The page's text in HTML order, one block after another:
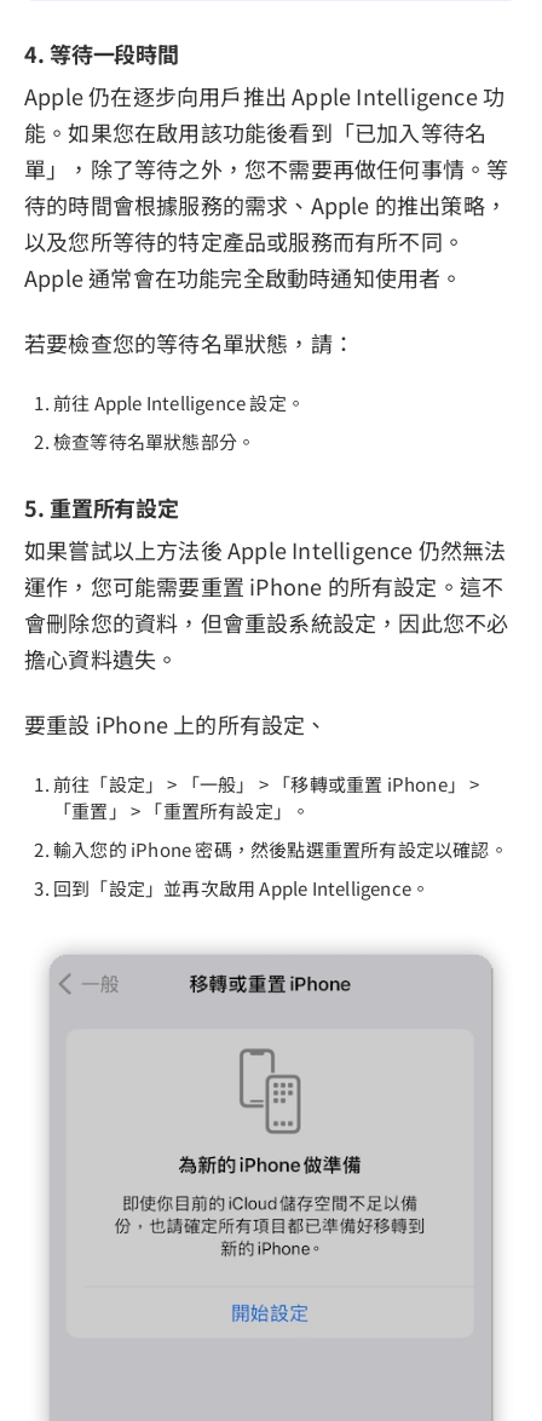
4. 等待一段時間
Apple 仍在逐步向用戶推出 Apple Intelligence 功
能。如果您在啟用該功能後看到「已加入等待名
單」，除了等待之外，您不需要再做任何事情。等
待的時間會根據服務的需求、Apple 的推出策略，
以及您所等待的特定產品或服務而有所不同。
Apple 通常會在功能完全啟動時通知使用者。
若要檢查您的等待名單狀態，請：
前往 Apple Intelligence 設定。
檢查等待名單狀態部分。
5. 重置所有設定
如果嘗試以上方法後 Apple Intelligence 仍然無法
運作，您可能需要重置 iPhone 的所有設定。這不
會刪除您的資料，但會重設系統設定，因此您不必
擔心資料遺失。
要重設 iPhone 上的所有設定、
前往「設定」 > 「一般」 > 「移轉或重置 iPhone」 >
「重置」 > 「重置所有設定」。
輸入您的 iPhone 密碼，然後點選重置所有設定以確認。
回到「設定」並再次啟用 Apple Intelligence。